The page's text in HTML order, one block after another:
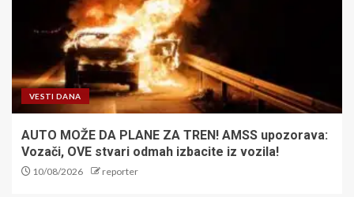
VESTI DANA
AUTO MOŽE DA PLANE ZA TREN! AMSS upozorava:
Vozači, OVE stvari odmah izbacite iz vozila!
10/08/2026 reporter